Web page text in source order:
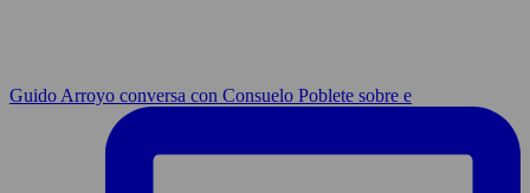
Guido Arroyo conversa con Consuelo Poblete sobre e